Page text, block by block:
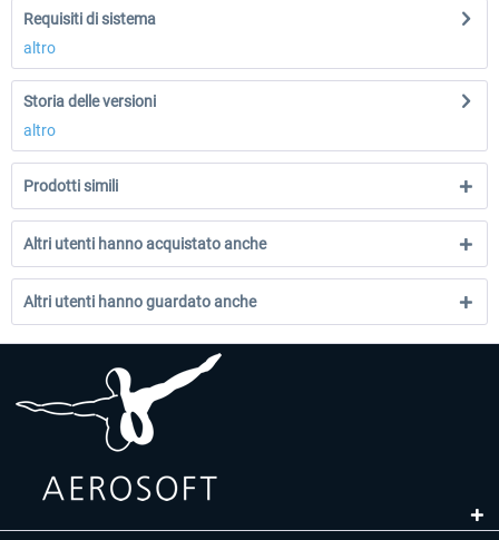
Requisiti di sistema
altro
Storia delle versioni
altro
Prodotti simili
Altri utenti hanno acquistato anche
Altri utenti hanno guardato anche